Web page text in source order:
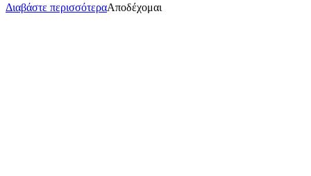
Διαβάστε περισσότεραΑποδέχομαι